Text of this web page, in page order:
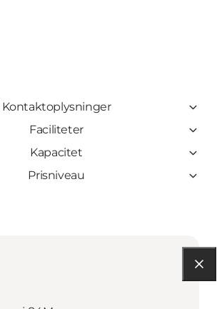
Kontaktoplysninger
Faciliteter
Kapacitet
Prisniveau